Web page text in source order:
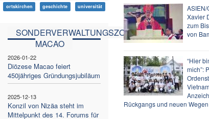
ortskirchen geschichte universität
SONDERVERWALTUNGSZONE
MACAO
2026-01-22
Diözese Macao feiert
450jähriges Gründungsjubiläum
2025-12-13
Konzil von Nizäa steht im
Mittelpunkt des 14. Forums für
ASIEN/
Xavier
zum
von
“Hier
mich”:
Rückgangs und neuen Wegen